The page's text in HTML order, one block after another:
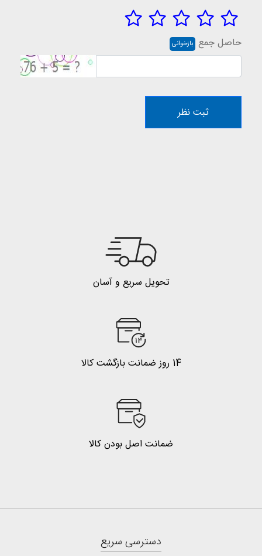
حاصل جمع بازخوانی
ثبت نظر
تحویل سریع و آسان
14 روز ضمانت بازگشت کالا
ضمانت اصل بودن کالا
دسترسی سریع